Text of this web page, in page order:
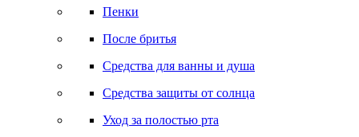
Пенки
После бритья
Средства для ванны и душа
Средства защиты от солнца
Уход за полостью рта